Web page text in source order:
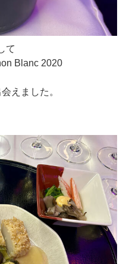
て
Blanc 2020
えました。